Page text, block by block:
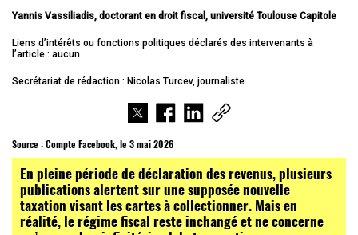
Yannis Vassiliadis, doctorant en droit fiscal, université Toulouse Capitole
Liens d’intérêts ou fonctions politiques déclarés des intervenants à
l’article : aucun
Secrétariat de rédaction : Nicolas Turcev, journaliste
Source :Compte Facebook, le 3 mai 2026
En pleine période de déclaration des revenus, plusieurs
publications alertent sur une supposée nouvelle
taxation visant les cartes à collectionner. Mais en
réalité, le régime fiscal reste inchangé et ne concerne